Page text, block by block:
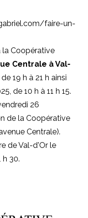
faire-un-
la Coopérative
Centrale à Val-
19 h à 21 h ainsi
de 10 h à 11 h 15.
26
de la Coopérative
Centrale).
de Val-d'Or le
h 30.